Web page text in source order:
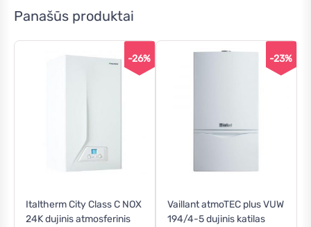
Panašūs produktai
-26%
Italtherm City Class C NOX
24K dujinis atmosferinis
-23%
Vaillant atmoTEC plus VUW
194/4-5 dujinis katilas